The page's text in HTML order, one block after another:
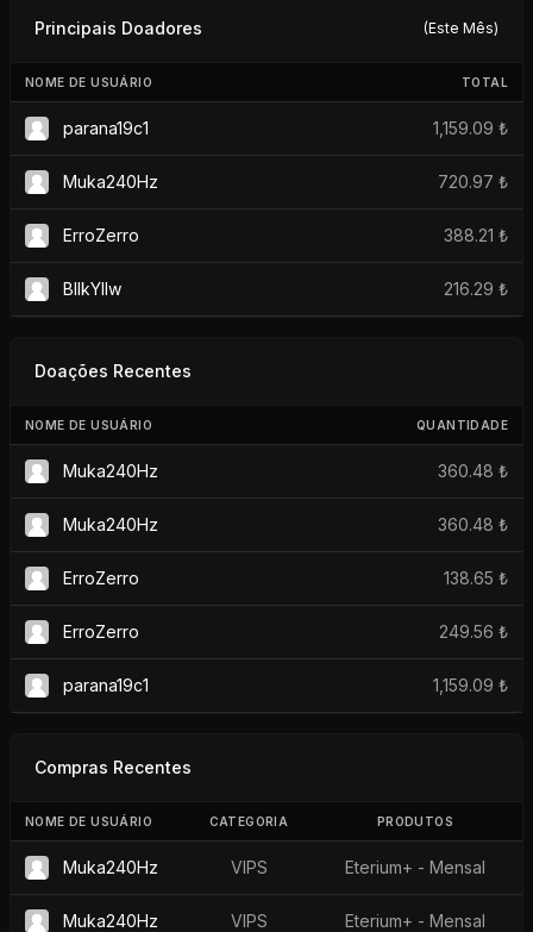
Principais Doadores (Este Mês)
NOME DE USUÁRIO TOTAL
parana19c1 1,159.09 ₺
Muka240Hz 720.97 ₺
ErroZerro 388.21 ₺
BllkYllw 216.29 ₺
Doações Recentes
NOME DE USUÁRIO QUANTIDADE
Muka240Hz 360.48 ₺
Muka240Hz 360.48 ₺
ErroZerro 138.65 ₺
ErroZerro 249.56 ₺
parana19c1 1,159.09 ₺
Compras Recentes
NOME DE USUÁRIO CATEGORIA PRODUTOS
Muka240Hz VIPS Eterium+ - Mensal
Muka240Hz VIPS Eterium+ - Mensal